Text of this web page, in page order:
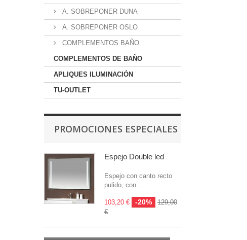
A. SOBREPONER DUNA
A. SOBREPONER OSLO
COMPLEMENTOS BAÑO
COMPLEMENTOS DE BAÑO
APLIQUES ILUMINACIÓN
TU-OUTLET
PROMOCIONES ESPECIALES
Espejo Double led
Espejo con canto recto
pulido, con...
103,20 € -20%
129,00
€